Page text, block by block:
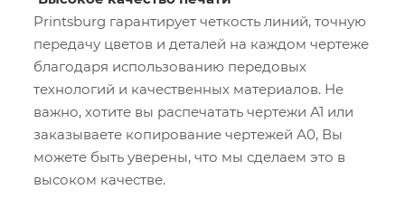
Printsburg гарантирует четкость линий, точную
передачу цветов и деталей на каждом чертеже
благодаря использованию передовых
технологий и качественных материалов. Не
важно, хотите вы распечатать чертежи А1 или
заказываете копирование чертежей А0, Вы
можете быть уверены, что мы сделаем это в
высоком качестве.